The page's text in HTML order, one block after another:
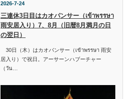
2026-7-24
三連休3日目はカオパンサー（เข้าพรรษา
雨安居入り）7、8月（旧暦8月満月の日
の翌日）
30日（木）はカオパンサー（เข้าพรรษา 雨安
居入り）で祝日。アーサーンハブーチャー
（วัน…